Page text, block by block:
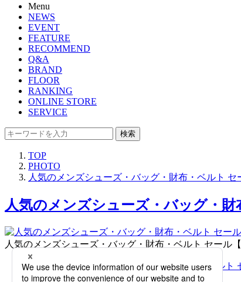
Menu
NEWS
EVENT
FEATURE
RECOMMEND
Q&A
BRAND
FLOOR
RANKING
ONLINE STORE
SERVICE
検索
TOP
PHOTO
人気のメンズシューズ・バッグ・財布・ベルト セ
人気のメンズシューズ・バッグ・
人気のメンズシューズ・バッグ・財布・ベルト セール